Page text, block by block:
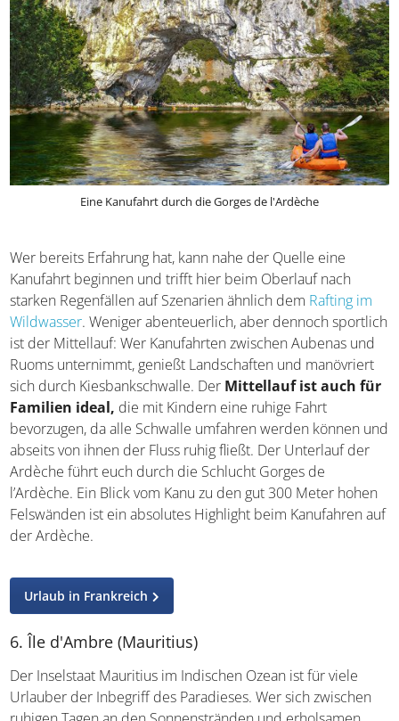
Wer bereits Erfahrung hat, kann nahe der Quelle eine
Kanufahrt beginnen und trifft hier beim Oberlauf nach
starken Regenfällen auf Szenarien ähnlich demRafting im
Wildwasser. Weniger abenteuerlich, aber dennoch
sportlich ist der Mittellauf: Wer Kanufahrten zwischen
Aubenas und Ruoms unternimmt, genießt Landschaften
und manövriert sich durch Kiesbankschwalle. Der
Mittellauf ist auch für Familien ideal,die mit
Kindern eine ruhige Fahrt bevorzugen, da alle Schwalle
umfahren werden können und abseits von ihnen der
Fluss ruhig fließt. Der Unterlauf der Ardèche führt euch
durch die Schlucht Gorges de l’Ardèche. Ein Blick vom
absolutes Highlight beim Kanufahren auf der Ardèche.
Urlaub in Frankreich
6. Île d'Ambre (Mauritius)
Der Inselstaat Mauritius im Indischen Ozean ist für viele